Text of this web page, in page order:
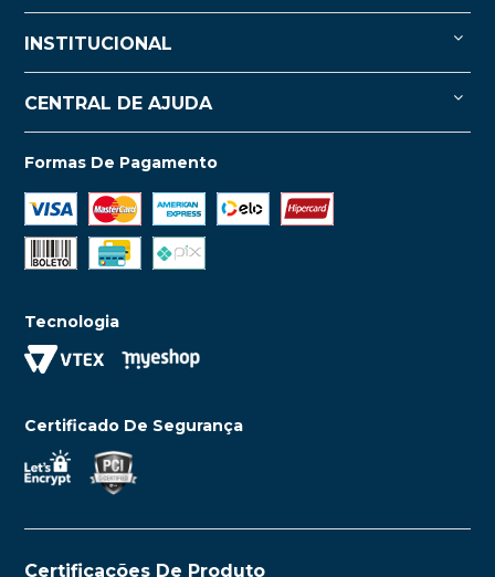
INSTITUCIONAL
CENTRAL DE AJUDA
Formas De Pagamento
Tecnologia
Certificado De Segurança
Certificações De Produto